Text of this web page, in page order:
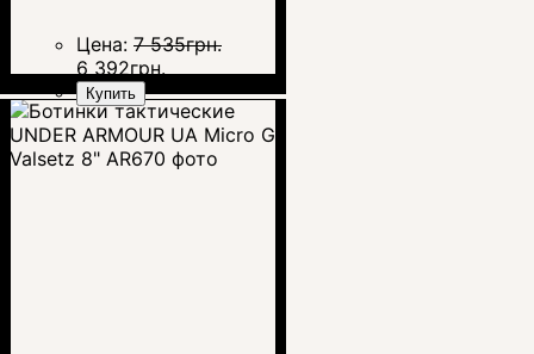
Цена: 7 535грн.
6 392грн.
Купить